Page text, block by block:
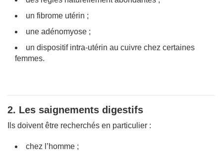
un fibrome utérin ;
une adénomyose ;
un dispositif intra-utérin au cuivre chez certaines
femmes.
2. Les saignements digestifs
Ils doivent être recherchés en particulier :
chez l’homme ;